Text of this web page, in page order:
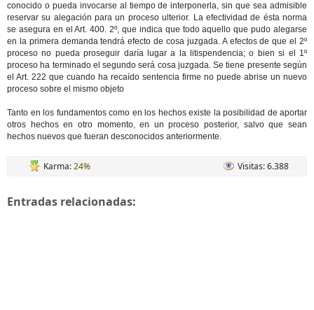
conocido o pueda invocarse al tiempo de interponerla, sin que sea admisible
reservar su alegación para un proceso ulterior. La efectividad de ésta norma
se asegura en el Art. 400. 2º, que indica que todo aquello que pudo alegarse
en la primera demanda tendrá efecto de cosa juzgada. A efectos de que el 2º
proceso no pueda proseguir daría lugar a la litispendencia; o bien si el 1º
proceso ha terminado el segundo será cosa juzgada. Se tiene presente según
el Art. 222 que cuando ha recaído sentencia firme no puede abrise un nuevo
proceso sobre el mismo objeto
Tanto en los fundamentos como en los hechos existe la posibilidad de aportar
otros hechos en otro momento, en un proceso posterior, salvo que sean
hechos nuevos que fueran desconocidos anteriormente.
Karma:24% Visitas: 6.388
Entradas relacionadas: